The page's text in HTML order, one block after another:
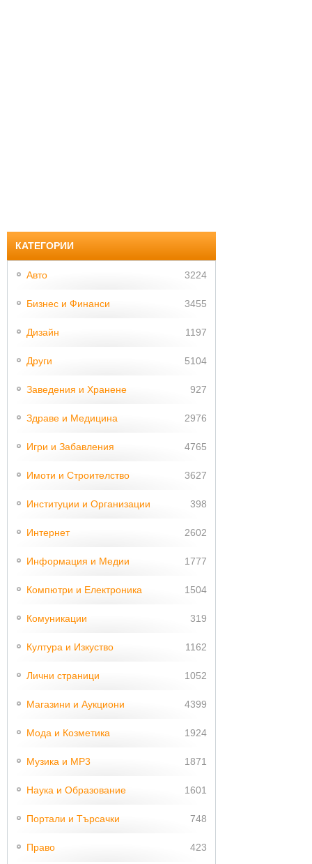
КАТЕГОРИИ
Авто 3224
Бизнес и Финанси 3455
Дизайн 1197
Други 5104
Заведения и Хранене 927
Здраве и Медицина 2976
Игри и Забавления 4765
Имоти и Строителство 3627
Институции и Организации 398
Интернет 2602
Информация и Медии 1777
Компютри и Електроника 1504
Комуникации 319
Култура и Изкуство 1162
Лични страници 1052
Магазини и Аукциони 4399
Мода и Козметика 1924
Музика и MP3 1871
Наука и Образование 1601
Портали и Търсачки 748
Право 423